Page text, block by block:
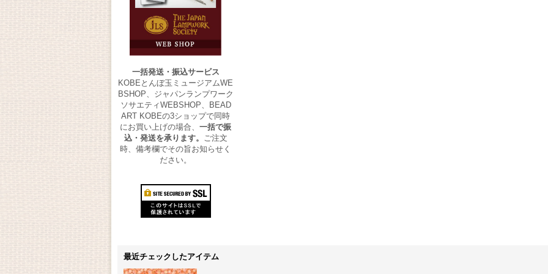
一括発送・振込サービス
KOBEとんぼ玉ミュージアムWE
BSHOP、ジャパンランプワーク
ソサエティWEBSHOP、BEAD
ART KOBEの3ショップで同時
にお買い上げの場合、 一括で振
込・発送を承ります。 ご注文
時、備考欄でその旨お知らせく
ださい。
最近チェックしたアイテム